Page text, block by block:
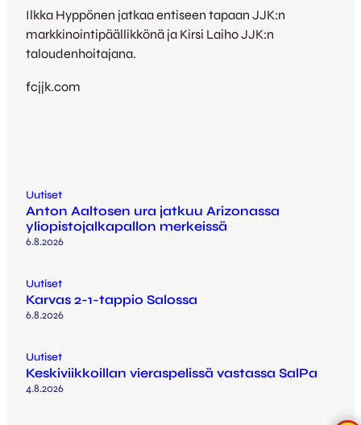
Ilkka Hyppönen jatkaa entiseen tapaan JJK:n
markkinointipäällikkönä ja Kirsi Laiho JJK:n
taloudenhoitajana.
fcjjk.com
Uutiset
Anton Aaltosen ura jatkuu Arizonassa
yliopistojalkapallon merkeissä
6.8.2026
Uutiset
Karvas 2-1-tappio Salossa
6.8.2026
Uutiset
Keskiviikkoillan vieraspelissä vastassa SalPa
4.8.2026